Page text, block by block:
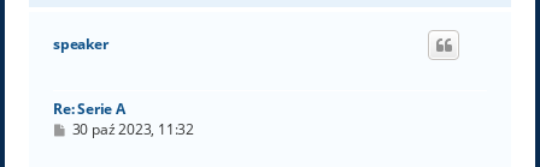
g
speaker
Re: Serie A
P30 paź 2023, 11:32